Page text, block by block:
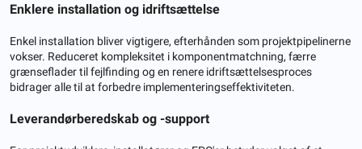
Enklere installation og idriftsættelse
Enkel installation bliver vigtigere, efterhånden som projektpipelinerne
vokser. Reduceret kompleksitet i komponentmatchning, færre
grænseflader til fejlfinding og en renere idriftsættelsesproces
bidrager alle til at forbedre implementeringseffektiviteten.
Leverandørberedskab og -support